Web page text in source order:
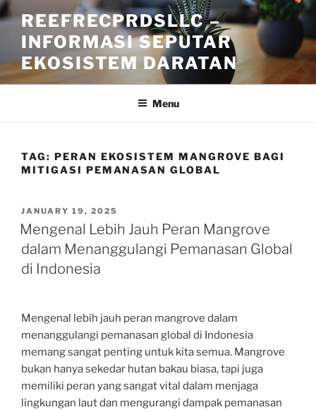
Skip
to
content
REEFRECPRDSLLC –
INFORMASI SEPUTAR
EKOSISTEM DARATAN
Menu
TAG: PERAN EKOSISTEM MANGROVE BAGI
MITIGASI PEMANASAN GLOBAL
POSTED
ON
JANUARY 19, 2025
Mengenal Lebih Jauh Peran Mangrove
dalam Menanggulangi Pemanasan Global
di Indonesia
Mengenal lebih jauh peran mangrove dalam
menanggulangi pemanasan global di Indonesia
memang sangat penting untuk kita semua. Mangrove
bukan hanya sekedar hutan bakau biasa, tapi juga
memiliki peran yang sangat vital dalam menjaga
lingkungan laut dan mengurangi dampak pemanasan